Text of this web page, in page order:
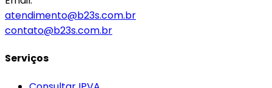
atendimento@b23s.com.br
contato@b23s.com.br
Serviços